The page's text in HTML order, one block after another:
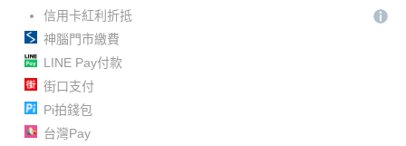
信用卡紅利折抵
神腦門市繳費
LINE Pay付款
街口支付
Pi拍錢包
台灣Pay